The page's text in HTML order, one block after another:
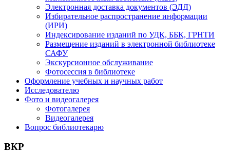
Электронная доставка документов (ЭДД)
Избирательное распространение информации
(ИРИ)
Индексирование изданий по УДК, ББК, ГРНТИ
Размещение изданий в электронной библиотеке
САФУ
Экскурсионное обслуживание
Фотосессия в библиотеке
Оформление учебных и научных работ
Исследователю
Фото и видеогалерея
Фотогалерея
Видеогалерея
Вопрос библиотекарю
ВКР